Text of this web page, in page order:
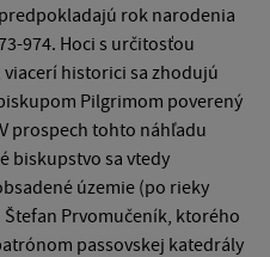
rok narodenia
974. Hoci s určitosťou
historici sa zhodujú
Pilgrimom poverený
prospech tohto náhľadu
biskupstvo sa vtedy
územie (po rieky
Štefan Prvomučeník, ktorého
passovskej katedrály